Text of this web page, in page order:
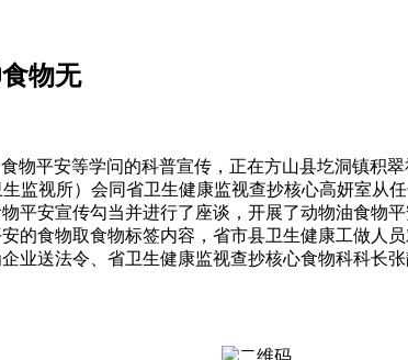
物无
平安等学问的科普宣传，正在方山县圪洞镇积
监视所）会同省卫生健康监视查抄核心高妍室从
平安宣传勾当并进行了座谈，开展了动物油食物
的食物取食物标签内容，省市县卫生健康工做人
企业送法令、省卫生健康监视查抄核心食物科科长